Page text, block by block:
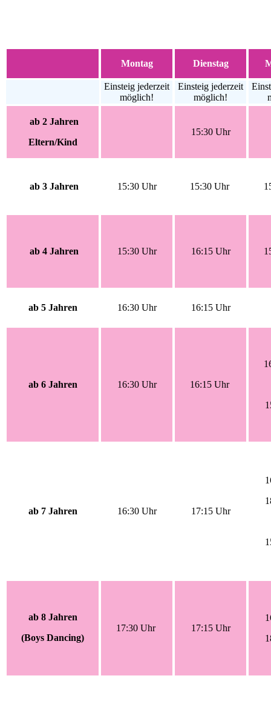
Montag Dienstag
Einsteig jederzeit
möglich!
Einsteig jederzeit
möglich!
ab 2 Jahren
Eltern/Kind
15:30 Uhr
ab 3 Jahren 15:30 Uhr 15:30 Uhr
ab 4 Jahren 15:30 Uhr 16:15 Uhr
ab 5 Jahren 16:30 Uhr 16:15 Uhr
ab 6 Jahren 16:30 Uhr 16:15 Uhr
ab 7 Jahren 16:30 Uhr 17:15 Uhr
ab 8 Jahren
(Boys Dancing)
17:30 Uhr 17:15 Uhr